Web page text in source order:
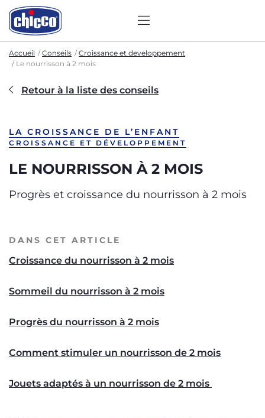
Accueil Conseils
Croissance et developpement
Le nourrisson à 2 mois
Retour à la liste des conseils
LA CROISSANCE DE L’ENFANT
CROISSANCE ET DÉVELOPPEMENT
LE NOURRISSON À 2 MOIS
Progrès et croissance du nourrisson à 2 mois
DANS CET ARTICLE
Croissance du nourrisson à 2 mois
Sommeil du nourrisson à 2 mois
Progrès du nourrisson à 2 mois
Comment stimuler un nourrisson de 2 mois
Jouets adaptés à un nourrisson de 2 mois